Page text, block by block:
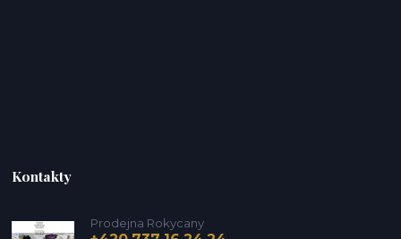
Kontakty
Prodejna Rokycany